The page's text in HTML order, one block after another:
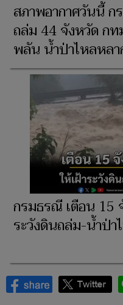
สภาพอากาศวันนี้
ถล่ม 44 จังหวัด กท
พลัน น้ำป่าไหลหล
กรมธรณี เตือน 15
ระวังดินถล่ม-น้ำป่า